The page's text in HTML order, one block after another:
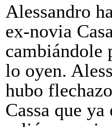
Alessandro
ex-novia
cambiándole
lo oyen.
hubo
Cassa que